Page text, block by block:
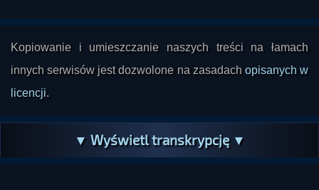
snu: początkowe przekonanie, że jest nim ego,
zostaje zastąpione przekonaniem, że jest nim
dusza, atmaniczny rdzeń świadomości, wspólny
Rozmówcy rozwijają wątek wielopoziomowej
Kopiowanie i umieszczanie naszych treści na łamach
innych serwisów jest dozwolone na zasadach opisanych w
licencji.
▼ Wyświetl transkrypcję ▼